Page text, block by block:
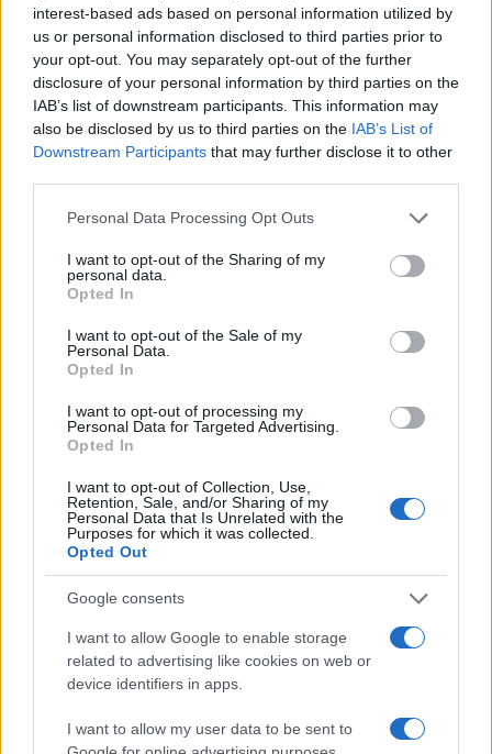
interest-based ads based on personal information utilized by
us or personal information disclosed to third parties prior to
your opt-out. You may separately opt-out of the further
disclosure of your personal information by third parties on the
IAB’s list of downstream participants. This information may
also be disclosed by us to third parties on the IAB’s List of
Downstream Participants that may further disclose it to other
Please note that this website/app uses one or more Google
not limited to your visit or usage behaviour. You may click to
grant or deny consent to Google and its third-party tags to
use your data for below specified purposes in below Google
consent section.
Personal Data Processing Opt Outs
I want to opt-out of the Sharing of my
personal data.
Opted In
I want to opt-out of the Sale of my
Personal Data.
Opted In
I want to opt-out of processing my
Personal Data for Targeted Advertising.
Opted In
I want to opt-out of Collection, Use,
Retention, Sale, and/or Sharing of my
Personal Data that Is Unrelated with the
Purposes for which it was collected.
Opted Out
Google consents
I want to allow Google to enable storage
related to advertising like cookies on web or
device identifiers in apps.
I want to allow my user data to be sent to
Σχόλια
Σχολίασε εδώ
50 /50
Υποβολή σχολίου
Πολιτική Απορρήτου&Όροι Χρήσηςτης Google.
Κόσμος
ΗΠΑ
Share:
Ακολουθήστε το Νewsit.gr στο
τελευταία νέατης ημέρας